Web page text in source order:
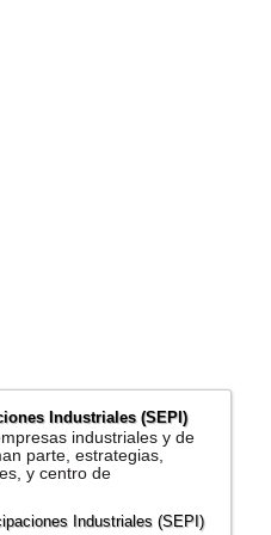
Industriales (SEPI)
industriales y de
parte, estrategias,
y centro de